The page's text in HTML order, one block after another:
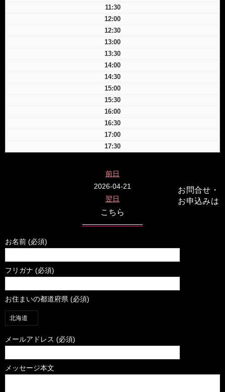
11:30
12:00
12:30
13:00
13:30
14:00
14:30
15:00
15:30
16:00
16:30
17:00
17:30
前日
2026-04-21
翌日
お問合せ・
お申込みは
こちら
お名前 (必須)
フリガナ (必須)
お住まいの都道府県 (必須)
メールアドレス (必須)
メッセージ本文